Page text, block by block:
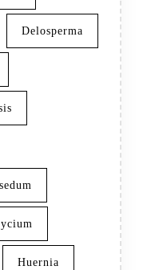
Delosperma
Huernia